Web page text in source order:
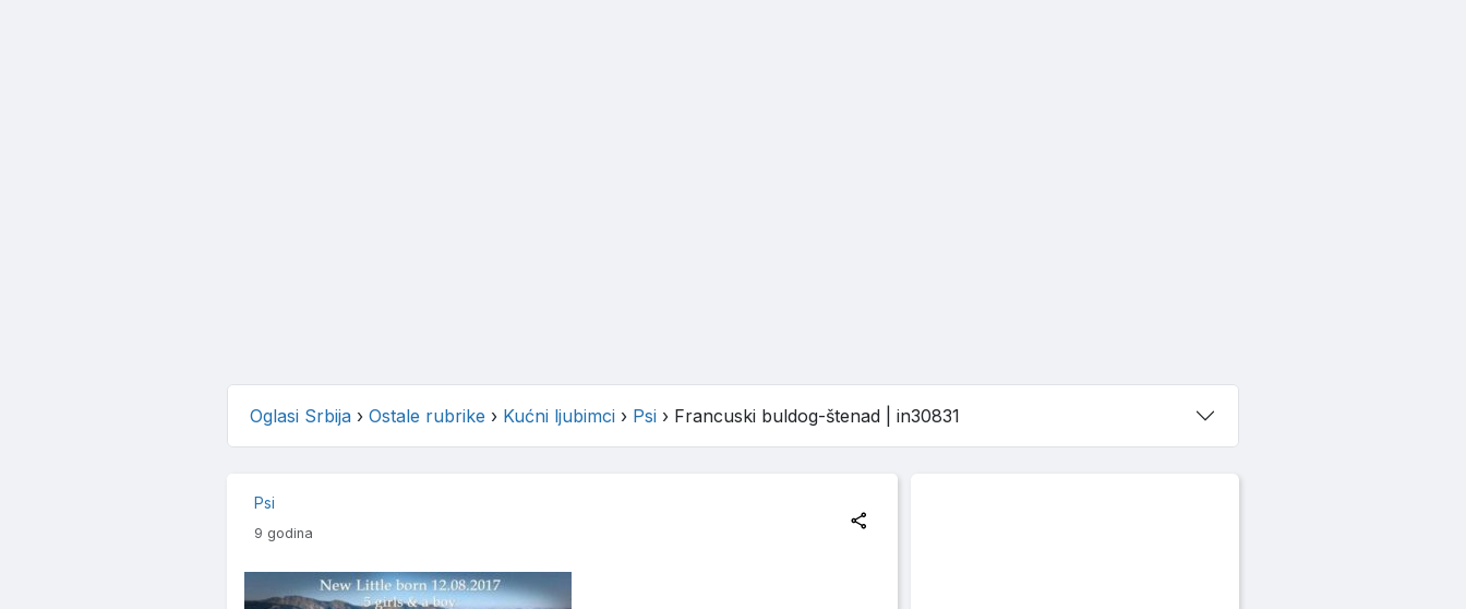
Oglasi Srbija› Ostale rubrike › Kućni ljubimci› Psi› Francuski buldog-štenad| in30831
Psi
9 godina